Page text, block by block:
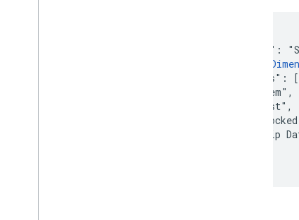
"range":
  "values": [
["Item",
["Cost",
["Ship